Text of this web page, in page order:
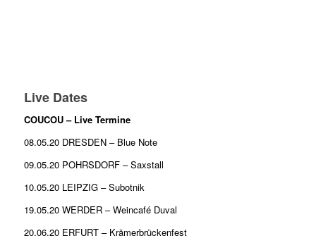
Live Dates
COUCOU – Live Termine
08.05.20 DRESDEN – Blue Note
09.05.20 POHRSDORF – Saxstall
10.05.20 LEIPZIG – Subotnik
19.05.20 WERDER – Weincafé Duval
20.06.20 ERFURT – Krämerbrückenfest